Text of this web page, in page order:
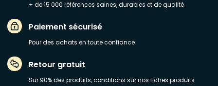
+ de 15 000 références saines, durables et de qualité
Paiement sécurisé
Pour des achats en toute confiance
Retour gratuit
Sur 90% des produits, conditions sur nos fiches produits